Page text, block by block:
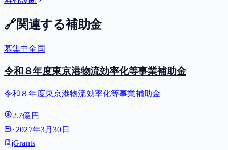
🔗関連する補助金
募集中全国
令和８年度東京港物流効率化等事業補助金
令和８年度東京港物流効率化等事業補助金
2.7億円
~2027年3月30日
jGrants